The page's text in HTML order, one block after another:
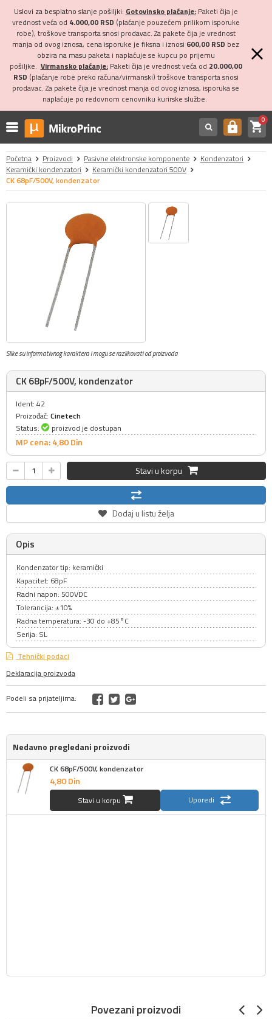
Uslovi za besplatno slanje pošiljki: Gotovinsko plaćanje:Paketi čija je
vrednost veća od 4.000,00 RSD (plaćanje pouzećem prilikom isporuke
robe), troškove transporta snosi prodavac. Za pakete čija je vrednost
manja od ovog iznosa, cena isporuke je fiksna i iznosi 600,00 RSD bez
obzira na masu paketa i naplaćuje se kupcu po prijemu
pošiljke. Virmansko plaćanje:Paketi čija je vrednost veća od 20.000,00
RSD (plaćanje robe preko računa/virmanski) troškove transporta snosi
prodavac. Za pakete čija je vrednost manja od ovog iznosa, isporuka se
naplaćuje po redovnom cenovniku kurirske službe.
https shopping_cart0
Početna Proizvodi Pasivne elektronske komponente
Kondenzatori
Keramički kondenzatori
Keramički kondenzatori 500V
CK 68pF/500V, kondenzator
Slike su informativnog karaktera i mogu se razlikovati od proizvoda
CK 68pF/500V, kondenzator
Ident: 42
Proizođač: Cinetech
Status:
proizvod je dostupan
MP cena: 4,80Din
Stavi u korpu
Dodaj u listu želja
Opis
Kondenzator tip: keramički
Kapacitet: 68pF
Radni napon: 500VDC
Tolerancija: ±10%
Radna temperatura: -30 do +85°C
Serija: SL
Tehnički podaci
Deklaracija proizvoda
Podeli sa prijateljima:
Nedavno pregledani proizvodi
CK 68pF/500V, kondenzator
4,80Din
Stavi u korpu Uporedi
Povezani proizvodi